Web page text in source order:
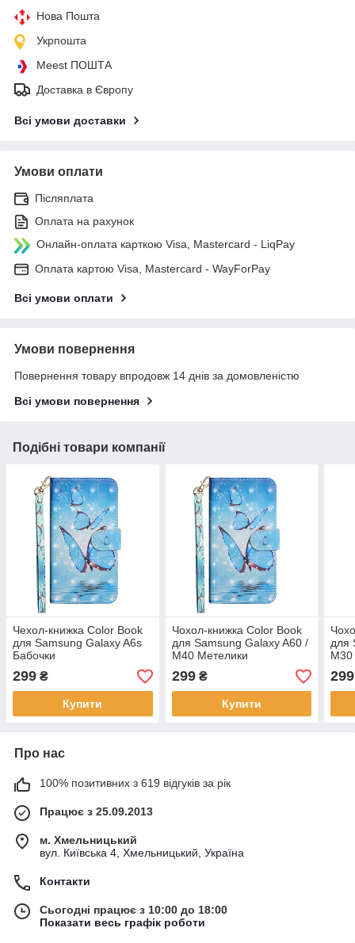
Нова Пошта
Укрпошта
Meest ПОШТА
Доставка в Європу
Всі умови доставки
Умови оплати
Післяплата
Оплата на рахунок
Онлайн-оплата карткою Visa, Mastercard - LiqPay
Оплата картою Visa, Mastercard - WayForPay
Всі умови оплати
Умови повернення
Повернення товару впродовж 14 днів за домовленістю
Всі умови повернення
Подібні товари компанії
Чехол-книжка Color Book
для Samsung Galaxy A6s
Бабочки
299 ₴
Купити
Чохол-книжка Color Book
для Samsung Galaxy A60 /
M40 Метелики
299₴
Купити
для
299
Про нас
100% позитивних з 619 відгуків за рік
Працює з 25.09.2013
м. Хмельницький
вул. Київська 4, Хмельницький, Україна
Контакти
Сьогодні працює з 10:00 до 18:00
Показати весь графік роботи